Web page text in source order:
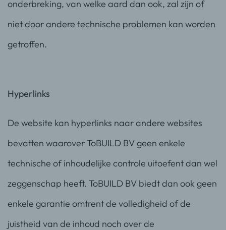
onderbreking, van welke aard dan ook, zal zijn of
niet door andere technische problemen kan worden
getroffen.
Hyperlinks
De website kan hyperlinks naar andere websites
bevatten waarover ToBUILD BV geen enkele
technische of inhoudelijke controle uitoefent dan wel
zeggenschap heeft. ToBUILD BV biedt dan ook geen
enkele garantie omtrent de volledigheid of de
juistheid van de inhoud noch over de